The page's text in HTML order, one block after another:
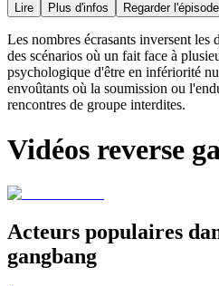
Lire Plus d'infos Regarder
Les nombres écrasants inversent les
des scénarios où un fait face à
psychologique d'être en infériorité
envoûtants où la soumission ou
rencontres de groupe interdites.
Vidéos reverse
Acteurs populaires
gangbang